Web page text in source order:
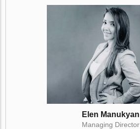
Elen Manukyan
Managing Director